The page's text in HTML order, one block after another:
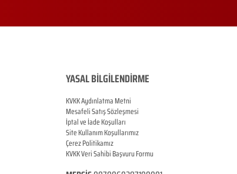
YASAL BİLGİLENDİRME
KVKK Aydınlatma Metni
Mesafeli Satış Sözleşmesi
İptal ve İade Koşulları
Site Kullanım Koşullarımız
Çerez Politikamız
KVKK Veri Sahibi Başvuru Formu